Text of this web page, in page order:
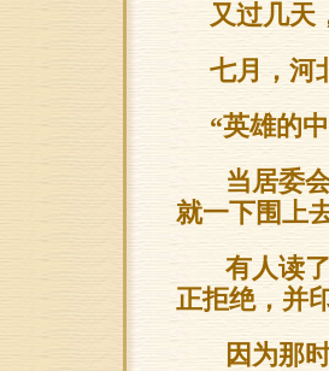
又过几天
七月，河
“英雄的
当居委
就一下围上
有人读
正拒绝，并
因为那